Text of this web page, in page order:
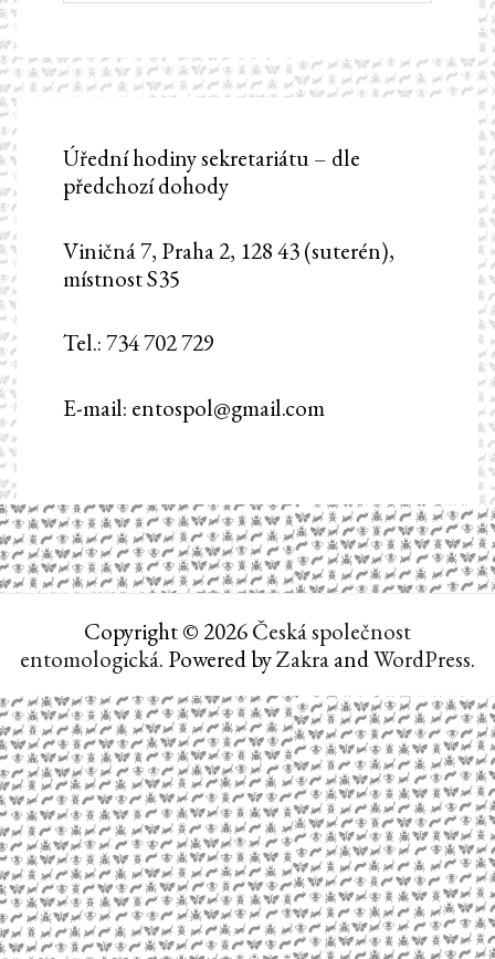
Úřední hodiny sekretariátu – dle
předchozí dohody
Viničná 7, Praha 2, 128 43 (suterén),
místnost S35
Tel.: 734 702 729
E-mail: entospol@gmail.com
Copyright © 2026Česká společnost
entomologická. Powered byZakraandWordPress.